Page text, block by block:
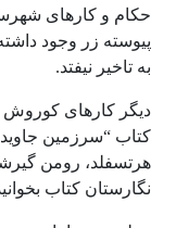
حکام و کارهای
پیوسته زر وجود
به تاخیر نیفتد.
دیگر کارهای کوروش
کتاب “سرزمین
هرتسفلد، رومن
نگارستان کتاب